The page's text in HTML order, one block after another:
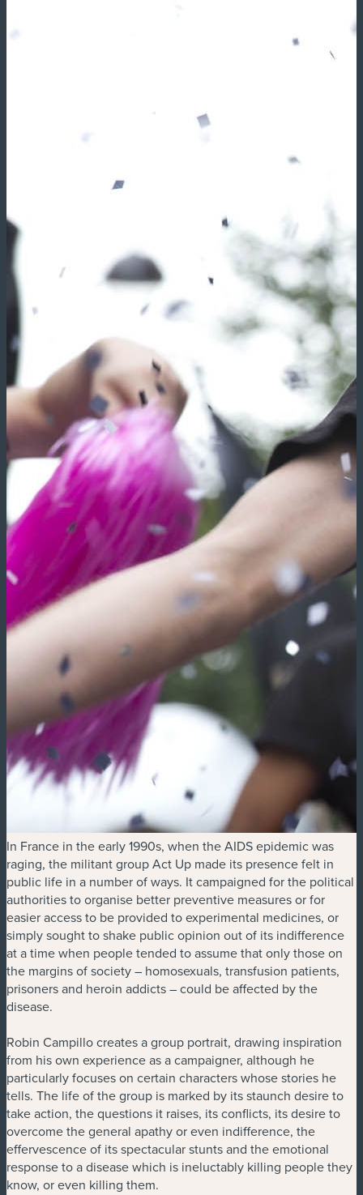
In France in the early 1990s, when the AIDS epidemic was
raging, the militant group Act Up made its presence felt in
public life in a number of ways. It campaigned for the political
authorities to organise better preventive measures or for
easier access to be provided to experimental medicines, or
simply sought to shake public opinion out of its indifference
at a time when people tended to assume that only those on
the margins of society – homosexuals, transfusion patients,
prisoners and heroin addicts – could be affected by the
disease.
Robin Campillo creates a group portrait, drawing inspiration
from his own experience as a campaigner, although he
particularly focuses on certain characters whose stories he
tells. The life of the group is marked by its staunch desire to
take action, the questions it raises, its conflicts, its desire to
overcome the general apathy or even indifference, the
effervescence of its spectacular stunts and the emotional
response to a disease which is ineluctably killing people they
know, or even killing them.